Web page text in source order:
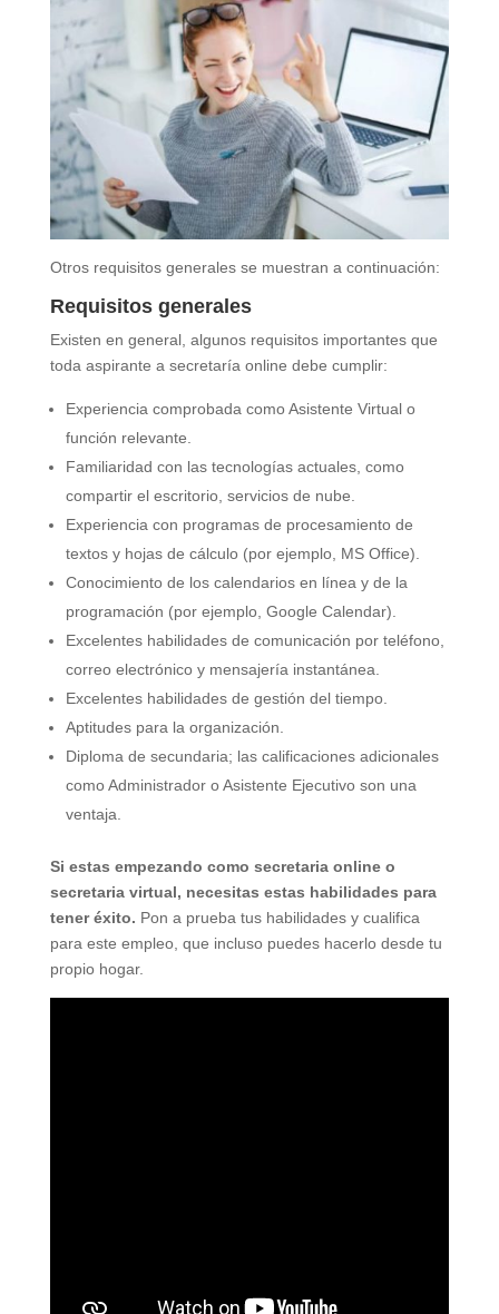
Otros requisitos generales se muestran a continuación:
Requisitos generales
Existen en general, algunos requisitos importantes que
toda aspirante a secretaría online debe cumplir:
Experiencia comprobada como Asistente Virtual o
función relevante.
Familiaridad con las tecnologías actuales, como
compartir el escritorio, servicios de nube.
Experiencia con programas de procesamiento de
textos y hojas de cálculo (por ejemplo, MS Office).
Conocimiento de los calendarios en línea y de la
programación (por ejemplo, Google Calendar).
Excelentes habilidades de comunicación por teléfono,
correo electrónico y mensajería instantánea.
Excelentes habilidades de gestión del tiempo.
Aptitudes para la organización.
Diploma de secundaria; las calificaciones adicionales
como Administrador o Asistente Ejecutivo son una
ventaja.
Si estas empezando como secretaria online o
secretaria virtual, necesitas estas habilidades para
tener éxito. Pon a prueba tus habilidades y cualifica
para este empleo, que incluso puedes hacerlo desde tu
propio hogar.